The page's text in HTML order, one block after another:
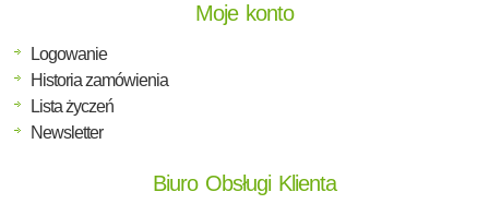
Moje konto
Logowanie
Historia zamówienia
Lista życzeń
Newsletter
Biuro Obsługi Klienta